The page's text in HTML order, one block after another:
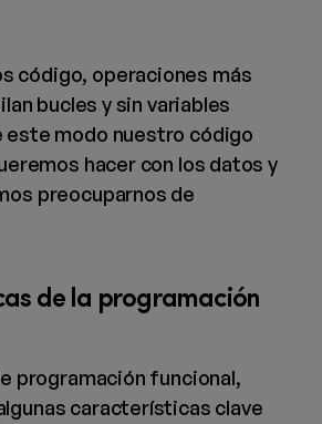
código, operaciones más
bucles y sin variables
este modo nuestro código
hacer con los datos y
preocuparnos de
de la programación
programación funcional,
características clave